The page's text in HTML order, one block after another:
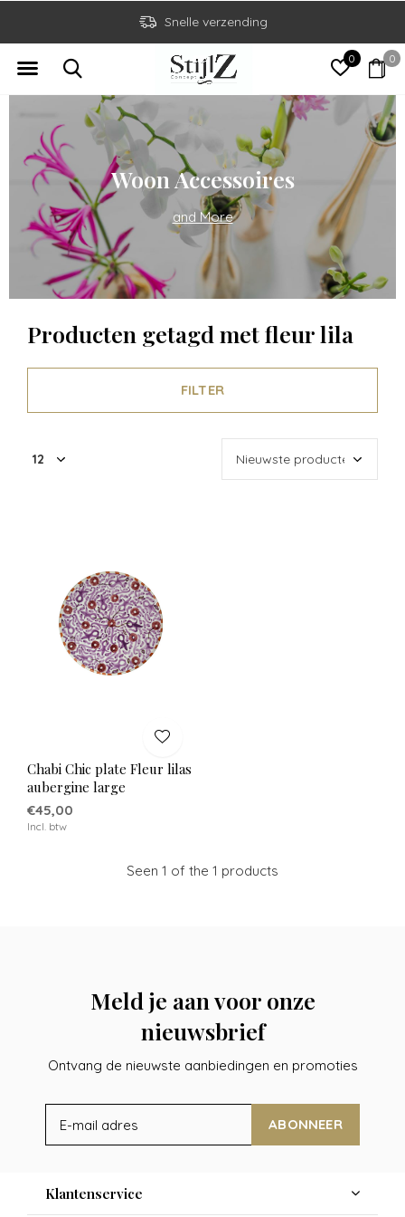
0 0
Snelle verzending
Woon Accessoires
and More
Producten getagd met fleur lila
FILTER
Chabi Chic plate Fleur lilas
aubergine large
€45,00
Incl. btw
Seen 1 of the 1 products
Meld je aan voor onze
nieuwsbrief
Ontvang de nieuwste aanbiedingen en promoties
ABONNEER
Klantenservice